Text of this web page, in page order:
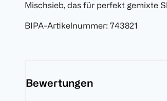
Mischsieb, das für perfekt gemixte
BIPA-Artikelnummer: 743821
Bewertungen